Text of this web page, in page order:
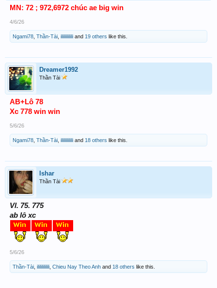
MN: 72 ; 972,6972 chúc ae big win
4/6/26
Ngami78 Thần-Tài ilililililili and 19 others like this.
Dreamer1992
Thần Tài
AB+Lô 78
Xc 778 win win
5/6/26
Ngami78 Thần-Tài ilililililili and 18 others like this.
Ishar
Thần Tài
Vl. 75. 775
ab lô xc
5/6/26
Thần-Tài ilililililili Chieu Nay Theo Anh and 18 others like this.